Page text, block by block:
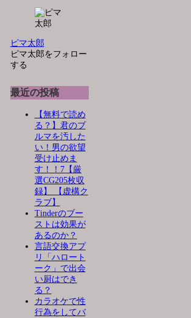
ピマ太郎
ピマ太郎をフォロー
する
最近の投稿
【無料で読め
る？】君のブ
ルマを汚した
い！男の欲望
受け止めま
す！！7【厳
選CG205枚収
録】 【虚構ク
ラブ】
Tinderのブー
ストは効果が
あるのか？
言語交換アプ
リ「ハロート
ーク」で出会
い厨はでき
る？
カラオケで性
行為をしてバ